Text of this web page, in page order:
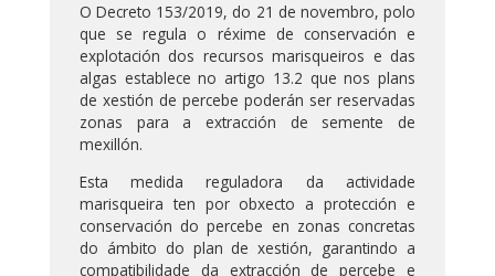
O Decreto 153/2019, do 21 de novembro, polo
que se regula o réxime de conservación e
explotación dos recursos marisqueiros e das
algas establece no artigo 13.2 que nos plans
de xestión de percebe poderán ser reservadas
zonas para a extracción de semente de
mexillón.
Esta medida reguladora da actividade
marisqueira ten por obxecto a protección e
conservación do percebe en zonas concretas
do ámbito do plan de xestión, garantindo a
compatibilidade da extracción de percebe e